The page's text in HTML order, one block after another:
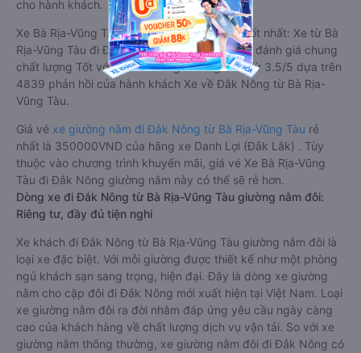
cho hành khách.
Xe Bà Rịa-Vũng Tàu Đắk Nông giường nằm tốt nhất: Xe từ Bà
Rịa-Vũng Tàu đi Đắk Nông giường nằm được đánh giá chung
chất lượng Tốt với điểm đánh giá trung bình từ 3.5/5 dựa trên
4839 phản hồi của hành khách Xe về Đắk Nông từ Bà Rịa-
Vũng Tàu.
Giá vé xe giường nằm đi Đắk Nông từ Bà Rịa-Vũng Tàu rẻ
nhất là 350000VND của hãng xe Danh Lợi (Đắk Lắk) . Tùy
thuộc vào chương trình khuyến mãi, giá vé Xe Bà Rịa-Vũng
Tàu đi Đắk Nông giường nằm này có thể sẽ rẻ hơn.
Dòng xe đi Đắk Nông từ Bà Rịa-Vũng Tàu giường nằm đôi:
Riêng tư, đầy đủ tiện nghi
Xe khách đi Đắk Nông từ Bà Rịa-Vũng Tàu giường nằm đôi là
loại xe đặc biệt. Với mỗi giường được thiết kế như một phòng
ngủ khách sạn sang trọng, hiện đại. Đây là dòng xe giường
nằm cho cặp đôi đi Đắk Nông mới xuất hiện tại Việt Nam. Loại
xe giường nằm đôi ra đời nhằm đáp ứng yêu cầu ngày càng
cao của khách hàng về chất lượng dịch vụ vận tải. So với xe
giường nằm thông thường, xe giường nằm đôi đi Đắk Nông có